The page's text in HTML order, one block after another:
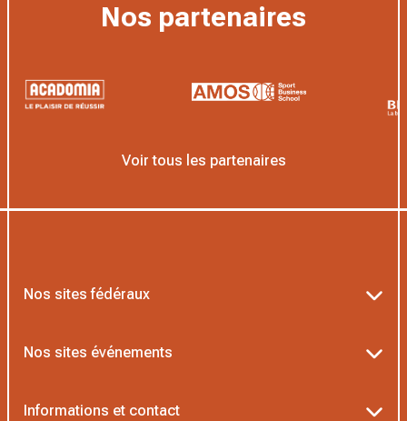
Nos partenaires
Voir tous les partenaires
Nos sites fédéraux
Nos sites événements
Informations et contact